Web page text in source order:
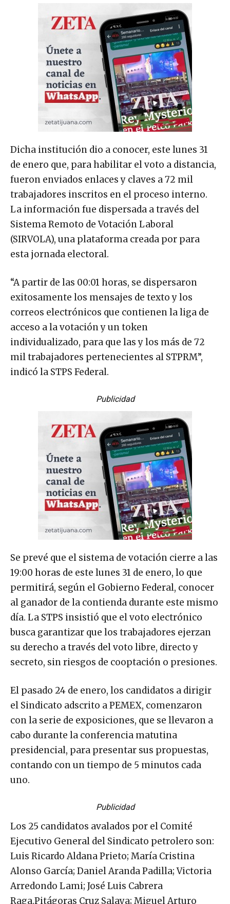
Dicha institución dio a conocer, este lunes 31
de enero que, para habilitar el voto a distancia,
fueron enviados enlaces y claves a 72 mil
trabajadores inscritos en el proceso interno.
La información fue dispersada a través del
Sistema Remoto de Votación Laboral
(SIRVOLA), una plataforma creada por para
esta jornada electoral.
“A partir de las 00:01 horas, se dispersaron
exitosamente los mensajes de texto y los
correos electrónicos que contienen la liga de
acceso a la votación y un token
individualizado, para que las y los más de 72
mil trabajadores pertenecientes al STPRM”,
indicó la STPS Federal.
Publicidad
Se prevé que el sistema de votación cierre a las
19:00 horas de este lunes 31 de enero, lo que
permitirá, según el Gobierno Federal, conocer
al ganador de la contienda durante este mismo
día. La STPS insistió que el voto electrónico
busca garantizar que los trabajadores ejerzan
su derecho a través del voto libre, directo y
secreto, sin riesgos de cooptación o presiones.
El pasado 24 de enero, los candidatos a dirigir
el Sindicato adscrito a PEMEX, comenzaron
con la serie de exposiciones, que se llevaron a
cabo durante la conferencia matutina
presidencial, para presentar sus propuestas,
contando con un tiempo de 5 minutos cada
uno.
Publicidad
Los 25 candidatos avalados por el Comité
Ejecutivo General del Sindicato petrolero son:
Luis Ricardo Aldana Prieto; María Cristina
Alonso García; Daniel Aranda Padilla; Victoria
Arredondo Lami; José Luis Cabrera
Raga.Pitágoras Cruz Salaya; Miguel Arturo